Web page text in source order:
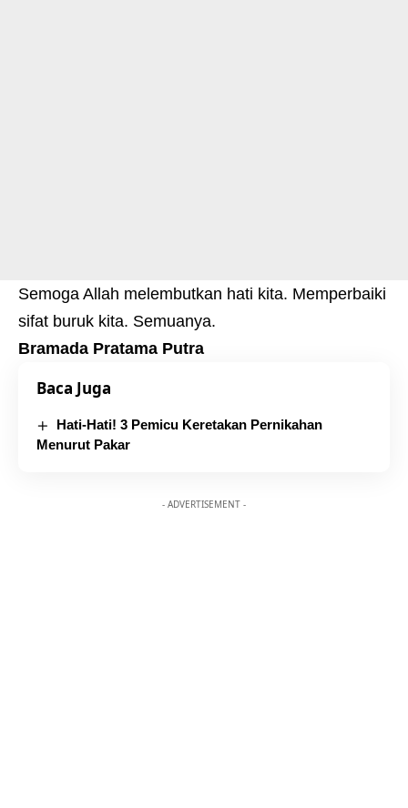
Semoga Allah melembutkan hati kita. Memperbaiki
sifat buruk kita. Semuanya.
Bramada Pratama Putra
Baca Juga
Hati-Hati! 3 Pemicu Keretakan Pernikahan
Menurut Pakar
- ADVERTISEMENT -